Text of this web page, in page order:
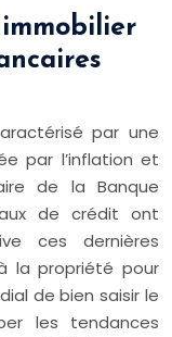
par une
par l’inflation et
de la Banque
de crédit ont
ces dernières
la propriété pour
de bien saisir le
les tendances